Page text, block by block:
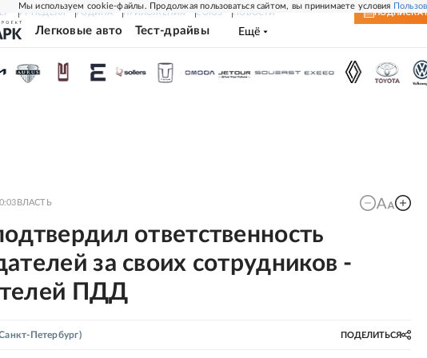
Мы используем cookie-файлы. Продолжая пользоваться сайтом, вы принимаете условия
РГ-НЕДЕЛЯ РОДИНА ПРИЛОЖЕНИЯ СОЮЗ НОВОСТИ ПОДПИСКА
Легковые авто Тест-драйвы Ещё
ВЛАСТЬ
ответственность
за своих сотрудников -
ПДД
Петербург) ПОДЕЛИТЬСЯ